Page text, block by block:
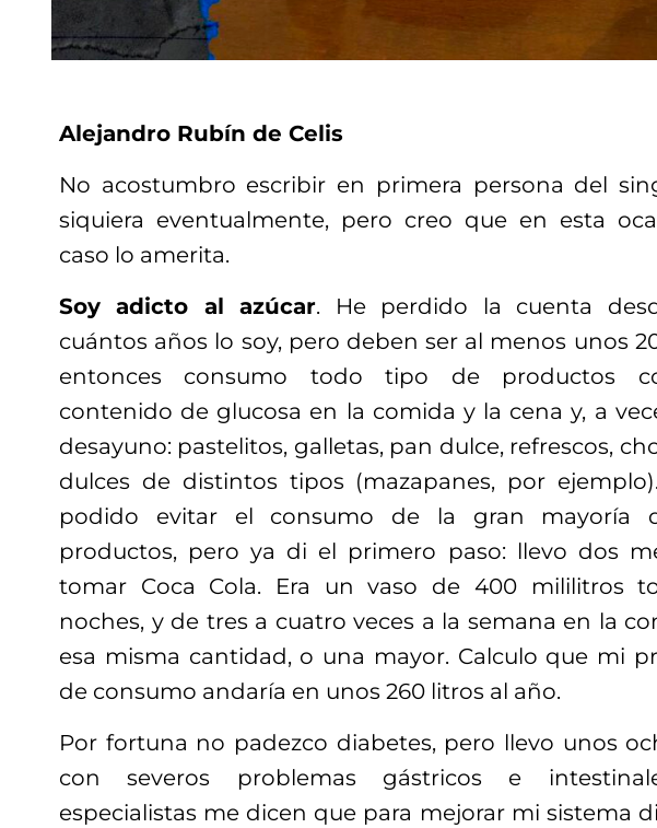
Alejandro Rubín de Celis
No acostumbro escribir en primera persona del
siquiera eventualmente, pero creo que en esta
caso lo amerita.
Soy adicto al azúcar. He perdido la cuenta
cuántos años lo soy, pero deben ser al menos unos
entonces consumo todo tipo de productos
contenido de glucosa en la comida y la cena y, a
desayuno: pastelitos, galletas, pan dulce, refrescos,
dulces de distintos tipos (mazapanes, por
podido evitar el consumo de la gran mayoría
productos, pero ya di el primero paso: llevo dos
tomar Coca Cola. Era un vaso de 400 mililitros
noches, y de tres a cuatro veces a la semana en la
esa misma cantidad, o una mayor. Calculo que mi
de consumo andaría en unos 260 litros al año.
Por fortuna no padezco diabetes, pero llevo unos
con severos problemas gástricos e
especialistas me dicen que para mejorar mi sistema